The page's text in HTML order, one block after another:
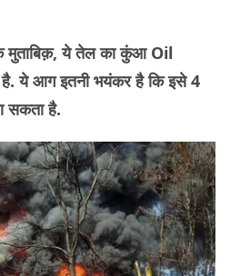
के मुताबिक़, ये तेल का कुंआ Oil
ये आग इतनी भयंकर है कि इसे 4
सकता है.